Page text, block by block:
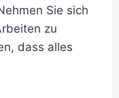
Sie sich
zu
dass alles